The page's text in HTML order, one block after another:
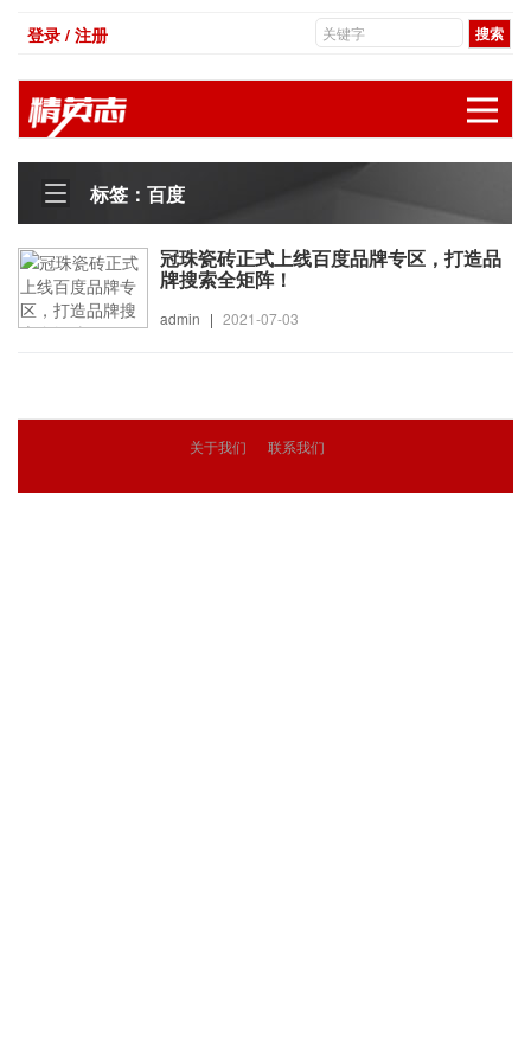
登录 / 注册
标签：百度
冠珠瓷砖正式上线百度品牌专区，打造品
牌搜索全矩阵！
admin | 2021-07-03
关于我们 联系我们
© 2018